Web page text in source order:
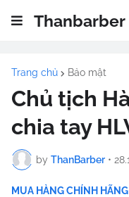
Trang chủ Bảo mật
Chủ tịch
chia tay
by ThanBarber •
MUA HÀNG CHÍNH HÃNG